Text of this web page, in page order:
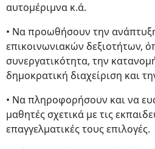
αυτομέριμνα κ.ά.
• Να προωθήσουν την
επικοινωνιακών δεξιοτήτων,
συνεργατικότητα, την
δημοκρατική διαχείριση και
• Να πληροφορήσουν και να
μαθητές σχετικά με τις
επαγγελματικές τους επιλογές.